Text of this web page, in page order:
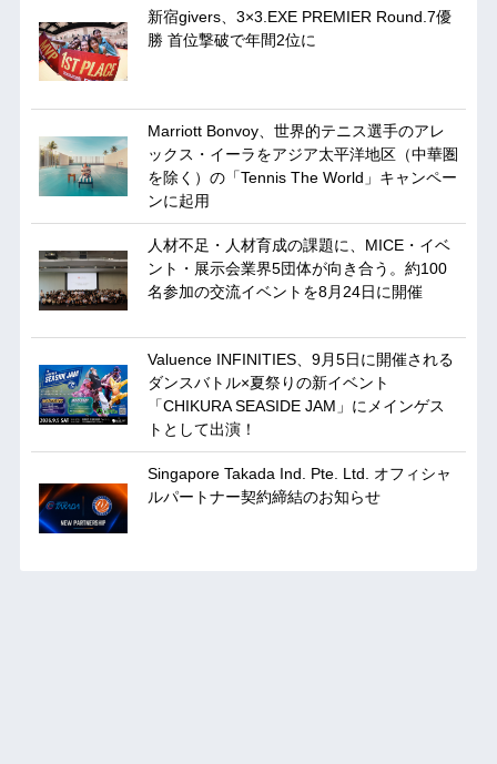
新宿givers、3×3.EXE PREMIER Round.7優
勝 首位撃破で年間2位に
Marriott Bonvoy、世界的テニス選手のアレ
ックス・イーラをアジア太平洋地区（中華圏
を除く）の「Tennis The World」キャンペー
ンに起用
人材不足・人材育成の課題に、MICE・イベ
ント・展示会業界5団体が向き合う。約100
名参加の交流イベントを8月24日に開催
Valuence INFINITIES、9月5日に開催される
ダンスバトル×夏祭りの新イベント
「CHIKURA SEASIDE JAM」にメインゲス
トとして出演！
Singapore Takada Ind. Pte. Ltd. オフィシャ
ルパートナー契約締結のお知らせ